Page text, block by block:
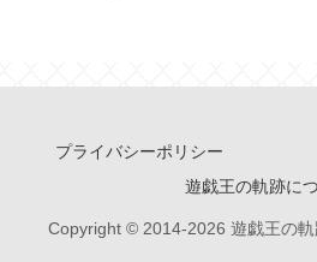
プライバシーポリシー
遊戯王の軌跡に
Copyright © 2014-2026 遊戯王の軌